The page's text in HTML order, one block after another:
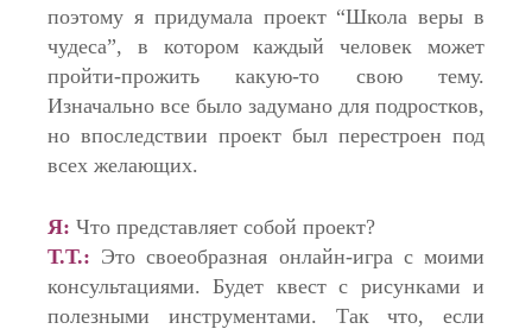
поэтому я придумала проект “Школа веры в
чудеса”, в котором каждый человек может
пройти-прожить какую-то свою тему.
Изначально все было задумано для подростков,
но впоследствии проект был перестроен под
всех желающих.
Я: Что представляет собой проект?
Т.Т.: Это своеобразная онлайн-игра с моими
консультациями. Будет квест с рисунками и
полезными инструментами. Так что, если